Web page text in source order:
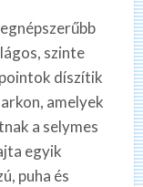
szinte
díszítik
amelyek
a selymes
egyik
puha és